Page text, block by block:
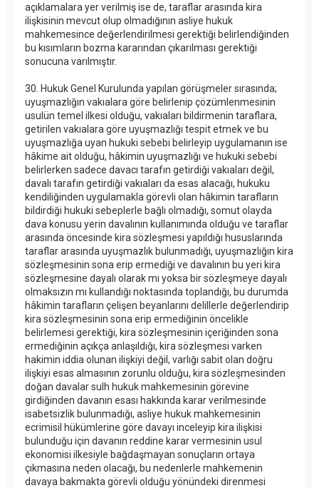
açıklamalara yer verilmiş ise de, taraflar arasında kira
ilişkisinin mevcut olup olmadığının asliye hukuk
mahkemesince değerlendirilmesi gerektiği belirlendiğinden
bu kısımların bozma kararından çıkarılması gerektiği
sonucuna varılmıştır.
30. Hukuk Genel Kurulunda yapılan görüşmeler sırasında;
uyuşmazlığın vakıalara göre belirlenip çözümlenmesinin
usulün temel ilkesi olduğu, vakıaları bildirmenin taraflara,
getirilen vakıalara göre uyuşmazlığı tespit etmek ve bu
uyuşmazlığa uyan hukuki sebebi belirleyip uygulamanın ise
hâkime ait olduğu, hâkimin uyuşmazlığı ve hukuki sebebi
belirlerken sadece davacı tarafın getirdiği vakıaları değil,
davalı tarafın getirdiği vakıaları da esas alacağı, hukuku
kendiliğinden uygulamakla görevli olan hâkimin tarafların
bildirdiği hukuki sebeplerle bağlı olmadığı, somut olayda
dava konusu yerin davalının kullanımında olduğu ve taraflar
arasında öncesinde kira sözleşmesi yapıldığı hususlarında
taraflar arasında uyuşmazlık bulunmadığı, uyuşmazlığın kira
sözleşmesinin sona erip ermediği ve davalının bu yeri kira
sözleşmesine dayalı olarak mı yoksa bir sözleşmeye dayalı
olmaksızın mı kullandığı noktasında toplandığı, bu durumda
hâkimin tarafların çelişen beyanlarını delillerle değerlendirip
kira sözleşmesinin sona erip ermediğinin öncelikle
belirlemesi gerektiği, kira sözleşmesinin içeriğinden sona
ermediğinin açıkça anlaşıldığı, kira sözleşmesi varken
hakimin iddia olunan ilişkiyi değil, varlığı sabit olan doğru
ilişkiyi esas almasının zorunlu olduğu, kira sözleşmesinden
doğan davalar sulh hukuk mahkemesinin görevine
girdiğinden davanın esası hakkında karar verilmesinde
isabetsizlik bulunmadığı, asliye hukuk mahkemesinin
ecrimisil hükümlerine göre davayı inceleyip kira ilişkisi
bulunduğu için davanın reddine karar vermesinin usul
ekonomisi ilkesiyle bağdaşmayan sonuçların ortaya
çıkmasına neden olacağı, bu nedenlerle mahkemenin
davaya bakmakta görevli olduğu yönündeki direnmesi